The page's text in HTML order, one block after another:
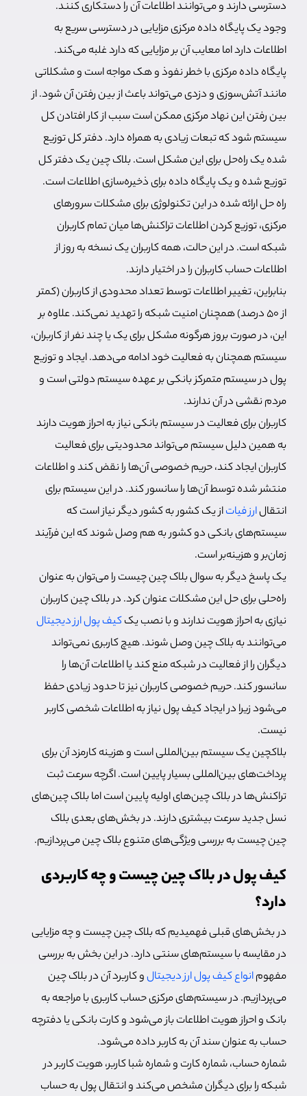
دسترسی دارند و می‌توانند اطلاعات آن را دستکاری کنند.
وجود یک پایگاه داده مرکزی مزایایی در دسترسی سریع به
اطلاعات دارد اما معایب آن بر مزایایی که دارد غلبه می‌کند.
پایگاه داده مرکزی با خطر نفوذ و هک مواجه است و مشکلاتی
مانند آتش‌سوزی و دزدی می‌تواند باعث از بین رفتن آن شود. از
بین رفتن این نهاد مرکزی ممکن است سبب از کار افتادن کل
سیستم شود که تبعات زیادی به همراه دارد. دفتر کل توزیع
شده یک راه‌حل برای این مشکل است. بلاک چین یک دفتر کل
توزیع شده و یک پایگاه داده برای ذخیره‌سازی اطلاعات است.
راه حل ارائه شده در این تکنولوژی برای مشکلات سرورهای
مرکزی، توزیع کردن اطلاعات تراکنش‌ها میان تمام کاربران
شبکه است. در این حالت، همه کاربران یک نسخه به روز از
اطلاعات حساب کاربران را در اختیار دارند.
بنابراین، تغییر اطلاعات توسط تعداد محدودی از کاربران (کمتر
از 50 درصد) همچنان امنیت شبکه را تهدید نمی‌کند. علاوه بر
این، در صورت بروز هرگونه مشکل برای یک یا چند نفر از کاربران،
سیستم همچنان به فعالیت خود ادامه می‌دهد. ایجاد و توزیع
پول در سیستم متمرکز بانکی بر عهده سیستم دولتی است و
مردم نقشی در آن ندارند.
کاربران برای فعالیت در سیستم بانکی نیاز به احراز هویت دارند
به همین دلیل سیستم می‌تواند محدودیتی برای فعالیت
کاربران ایجاد کند، حریم خصوصی آن‌ها را نقض کند و اطلاعات
منتشر شده توسط آن‌ها را سانسور کند. در این سیستم برای
انتقالارز فیاتاز یک کشور به کشور دیگر نیاز است که
سیستم‌های بانکی دو کشور به هم وصل شوند که این فرآیند
زمان‌بر و هزینه‌بر است.
یک پاسخ دیگر به سوال بلاک چین چیست را می‌توان به عنوان
راه‌حلی برای حل این مشکلات عنوان کرد. در بلاک چین کاربران
نیازی به احراز هویت ندارند و با نصب یککیف پول ارز دیجیتال
می‌توانند به بلاک چین وصل شوند. هیچ کاربری نمی‌تواند
دیگران را از فعالیت در شبکه منع کند یا اطلاعات آن‌ها را
سانسور کند. حریم خصوصی کاربران نیز تا حدود زیادی حفظ
می‌‌شود زیرا در ایجاد کیف پول نیاز به اطلاعات شخصی کاربر
نیست.
بلاکچین یک سیستم بین‌المللی است و هزینه کارمزد آن برای
پرداخت‌های بین‌المللی بسیار پایین است. اگرچه سرعت ثبت
تراکنش‌ها در بلاک چین‌های اولیه پایین است اما بلاک چین‌های
نسل جدید سرعت بیشتری دارند. در بخش‌های بعدی بلاک
چین چیست به بررسی ویژگی‌های متنوع بلاک چین می‌پردازیم.
کیف پول در بلاک چین چیست و چه کاربردی
دارد؟
در بخش‌های قبلی فهمیدیم که بلاک چین چیست و چه مزایایی
در مقایسه با سیستم‌های سنتی دارد. در این بخش به بررسی
مفهومانواع کیف پول ارز دیجیتالو کاربرد آن در بلاک چین
می‌پردازیم. در سیستم‌های مرکزی حساب کاربری با مراجعه به
بانک و احراز هویت اطلاعات باز می‌شود و کارت بانکی یا دفترچه
حساب به عنوان سند آن به کاربر داده می‌شود.
شماره حساب، شماره کارت و شماره شبا کاربر، هویت کاربر در
شبکه را برای دیگران مشخص می‌کند و انتقال پول به حساب